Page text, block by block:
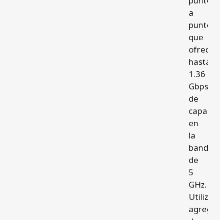
a
punto
que
ofrece
hasta
1.36
Gbps
de
en
la
banda
de
5
GHz.
Utiliza